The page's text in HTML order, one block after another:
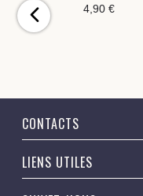
4,90 €
CONTACTS
LIENS UTILES